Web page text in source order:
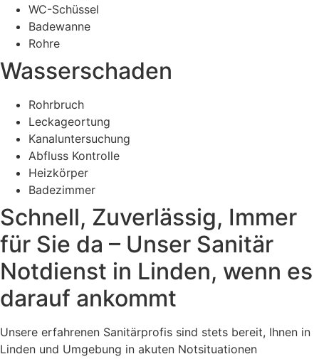
WC-Schüssel
Badewanne
Rohre
Wasserschaden
Rohrbruch
Leckageortung
Kanaluntersuchung
Abfluss Kontrolle
Heizkörper
Badezimmer
Schnell, Zuverlässig, Immer
für Sie da – Unser Sanitär
Notdienst in Linden, wenn es
darauf ankommt
Unsere erfahrenen Sanitärprofis sind stets bereit, Ihnen in
Linden und Umgebung in akuten Notsituationen